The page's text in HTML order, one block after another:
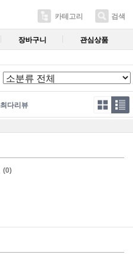
카테고리 검색
장바구니 관심상품
최다리뷰
(0)